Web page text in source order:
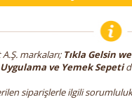
A.Ş. markaları; Tıkla Gelsin
ve Yemek Sepeti
siparişlerle ilgili sorumluluk